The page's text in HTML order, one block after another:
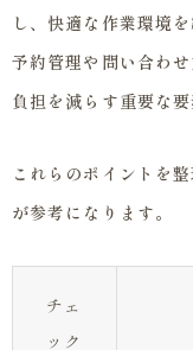
し、快適な作業環境
予約管理や問い合わ
負担を減らす重要な要
これらのポイントを
が参考になります。
チェ
ック